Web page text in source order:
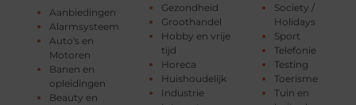
Aanbiedingen
Alarmsysteem
Auto's en
Motoren
Banen en
opleidingen
Beauty en
Gezondheid
Groothandel
Hobby en vrije
tijd
Horeca
Huishoudelijk
Industrie
Society /
Holidays
Sport
Telefonie
Testing
Toerisme
Tuin en